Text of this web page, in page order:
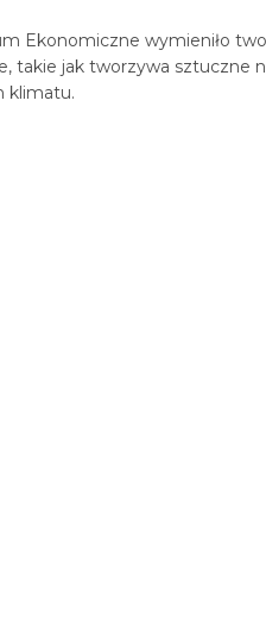
Ekonomiczne wymieniło
takie jak tworzywa sztuczne
klimatu.